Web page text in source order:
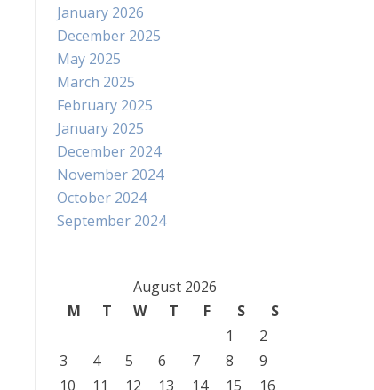
January 2026
December 2025
May 2025
March 2025
February 2025
January 2025
December 2024
November 2024
October 2024
September 2024
August 2026
M
T W T F S
S
1
2
3
4 5 6 7 8
9
10
11 12 13 14 15
16